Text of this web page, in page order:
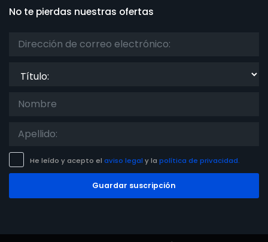
No te pierdas nuestras ofertas
He leído y acepto el aviso legal y la política de privacidad.
Guardar suscripción